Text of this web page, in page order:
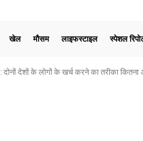
खेल मौसम लाइफस्टाइल स्पेशल
दोनों देशों के लोगों के खर्च करने का तरीका